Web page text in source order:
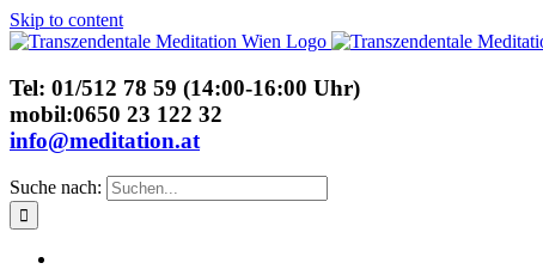
Skip to content
Tel: 01/512 78 59 (14:00-16:00 Uhr)
mobil:0650 23 122 32
info@meditation.at
Suche nach: